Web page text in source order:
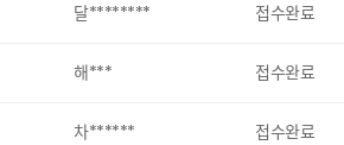
달******** 접수완료
해*** 접수완료
차****** 접수완료